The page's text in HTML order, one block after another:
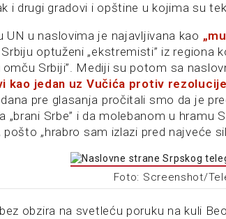
i drugi gradovi i opštine u kojima su
UN u naslovima je najavljivana kao
optuženi „ekstremisti” iz regiona
omču Srbiji”. Mediji su potom sa
kao jedan uz Vučića protiv
pre glasanja pročitali smo da je
„brani Srbe” i da molebanom u hramu
, pošto „hrabro sam izlazi pred najveće
Foto: Screenshot/
obzira na svetleću poruku na kuli